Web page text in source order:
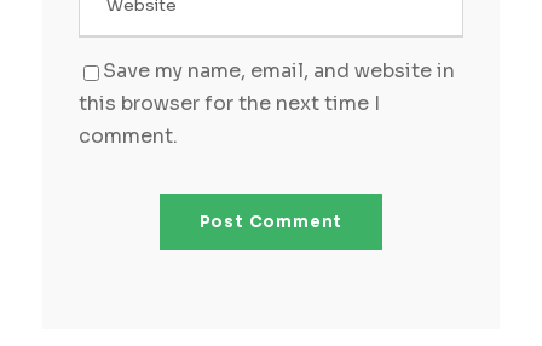
Save my name, email, and website in
this browser for the next time I
comment.